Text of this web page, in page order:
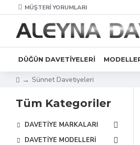
MÜŞTERI YORUMLARI
DÜĞÜN DAVETIYELERI
Sünnet Davetiyeleri
Tüm Kategoriler
DAVETIYE MARKALARI
DAVETIYE MODELLERI